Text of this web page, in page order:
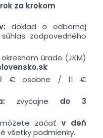
za krokom
doklad o odbornej
zodpovedného
úrade (JKM)
€ osobne / 11 €
zvyčajne do 3
môžete začaťv deň
všetky podmienky.